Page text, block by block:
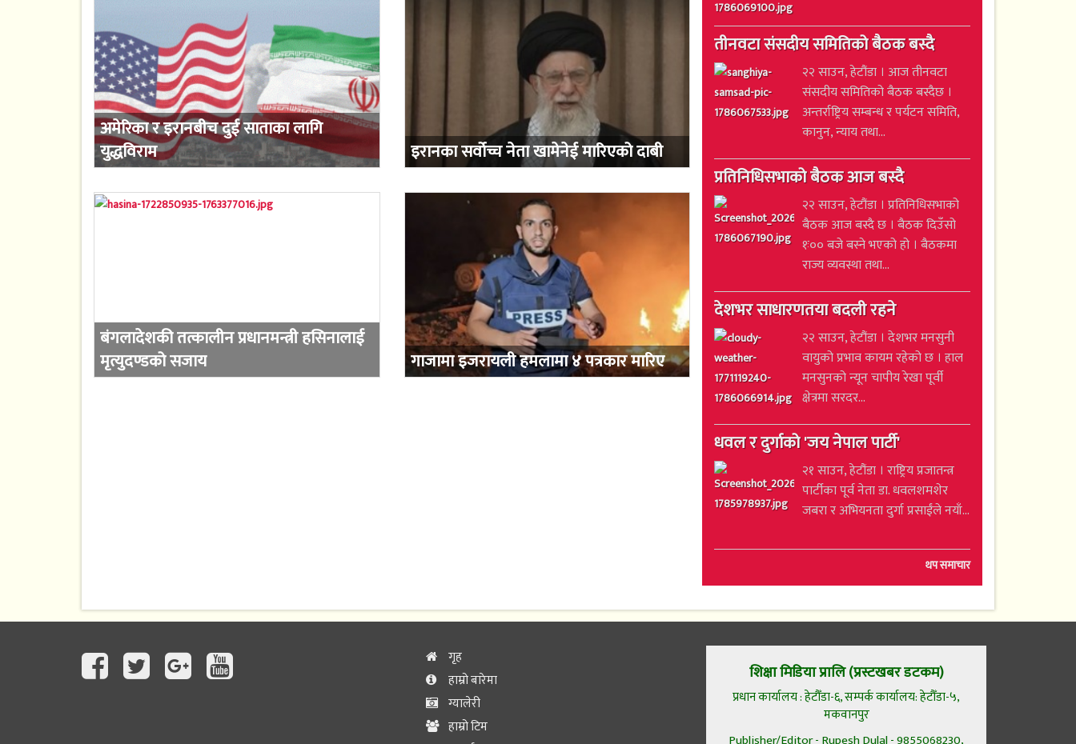
अमेरिका र इरानबीच दुई साताका लागि
युद्धविराम
इरानका सर्वोच्च नेता खामेनेई मारिएको दाबी
बंगलादेशकी तत्कालीन प्रधानमन्त्री हसिनालाई
मृत्युदण्डको सजाय
गाजामा इजरायली हमलामा ४ पत्रकार मारिए
तीनवटा संसदीय समितिको बैठक बस्दै
२२ साउन, हेटौंडा । आज तीनवटा
संसदीय समितिको बैठक बस्दैछ ।
अन्तर्राष्ट्रिय सम्बन्ध र पर्यटन समिति,
कानुन, न्याय तथा...
प्रतिनिधिसभाको बैठक आज बस्दै
२२ साउन, हेटौंडा । प्रतिनिधिसभाको
बैठक आज बस्दै छ । बैठक दिउँसो
१ः०० बजे बस्ने भएको हो । बैठकमा
राज्य व्यवस्था तथा...
देशभर साधारणतया बदली रहने
२२ साउन, हेटौंडा । देशभर मनसुनी
वायुको प्रभाव कायम रहेको छ । हाल
मनसुनको न्यून चापीय रेखा पूर्वी
क्षेत्रमा सरदर...
धवल र दुर्गाको 'जय नेपाल पार्टी'
२१ साउन, हेटौंडा । राष्ट्रिय प्रजातन्त्र
पार्टीका पूर्व नेता डा. धवलशमशेर
जबरा र अभियनता दुर्गा प्रसाईंले नयाँ...
थप समाचार
गृह
हाम्रो बारेमा
ग्यालेरी
हाम्रो टिम
शिक्षा मिडिया प्रालि (प्रस्टखबर डटकम)
प्रधान कार्यालय : हेटौँडा-६, सम्पर्क कार्यालय: हेटौँडा-५,
मकवानपुर